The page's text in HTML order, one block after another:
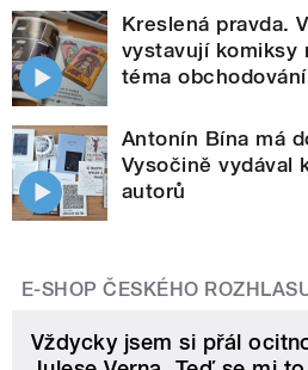
Kreslená pravda.
vystavují komiksy
téma
Antonín Bína má
Vysočině vydával
autorů
E-SHOP ČESKÉHO
Vždycky jsem si přál